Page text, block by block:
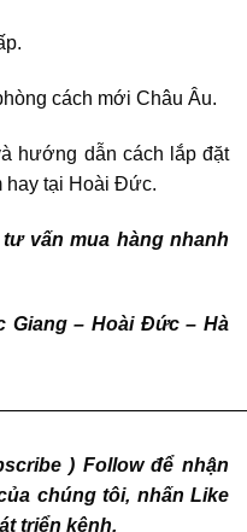
cách mới Châu Âu.
hướng dẫn cách lắp đặt
hay tại Hoài Đức.
vấn mua hàng nhanh
Giang – Hoài Đức – Hà
) Follow để nhận
chúng tôi, nhấn Like
triển kênh.